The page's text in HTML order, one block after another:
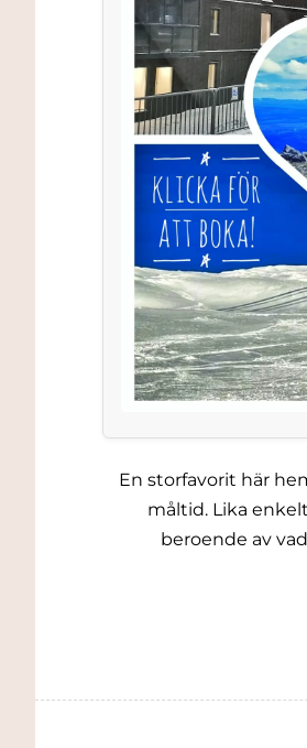
En storfavorit här
måltid. Lika
beroende av